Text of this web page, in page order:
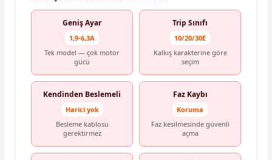
Geniş Ayar
1,9-6,3A
Tek model — çok motor
gücü
Trip Sınıfı
10/20/30E
Kalkış karakterine göre
seçim
Kendinden Beslemeli
Harici yok
Besleme kablosu
gerektirmez
Faz Kaybı
Koruma
Faz kesilmesinde güvenli
açma